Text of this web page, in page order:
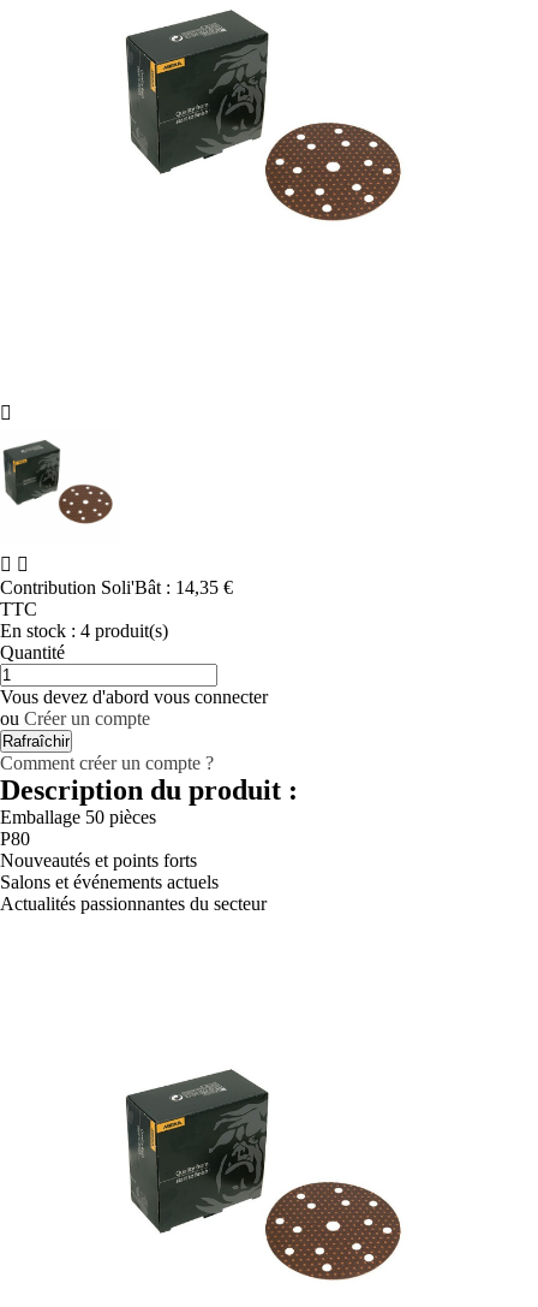

 
Contribution Soli'Bât : 14,35 €
TTC
En stock : 4 produit(s)
Quantité
Vous devez d'abord vous connecter
ou Créer un compte
Comment créer un compte ?
Description du produit :
Emballage 50 pièces
P80
Nouveautés et points forts
Salons et événements actuels
Actualités passionnantes du secteur